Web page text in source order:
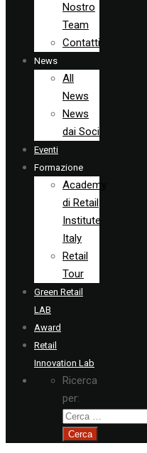
Nostro
Team
Contatti
News
All
News
News
dai Soci
Eventi
Formazione
Academy
di Retail
Institute
Italy
Retail
Tour
Green Retail
LAB
Award
Retail
Innovation Lab
Ricerca
per: